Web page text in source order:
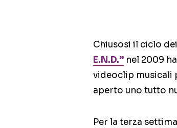
Chiusosi il ciclo dei
E.N.D.” nel 2009
videoclip musicali
aperto uno tutto
Per la terza